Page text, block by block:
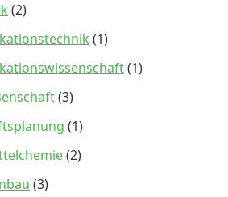
(2)
(1)
(1)
(3)
(1)
(2)
(3)